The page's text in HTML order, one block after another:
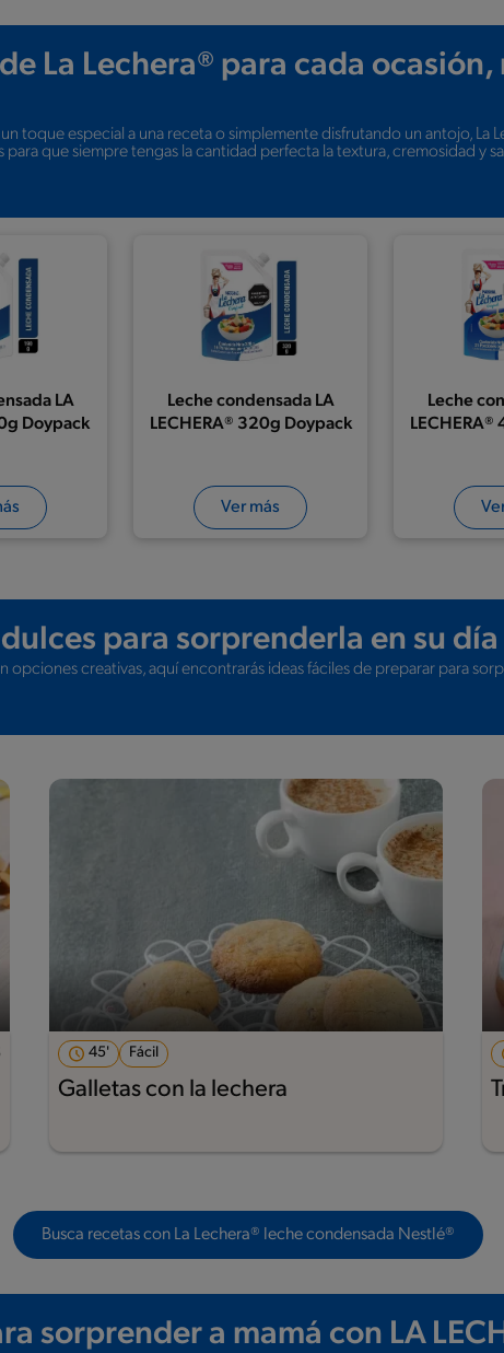
La Lechera® para cada
toque especial a una receta o simplemente disfrutando un antojo, La
que siempre tengas la cantidad perfecta la textura, cremosidad y
LA
Doypack
Leche condensada LA
LECHERA® 320g Doypack
Ver más
Leche
para sorprenderla en su día
opciones creativas, aquí encontrarás ideas fáciles de preparar para
45' Fácil
Galletas con la lechera
Busca recetas con La Lechera® leche condensada Nestlé®
sorprender a mamá con LA